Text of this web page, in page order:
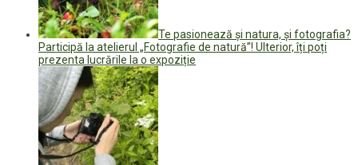
Te pasionează și natura, și fotografia?
Participă la atelierul „Fotografie de natură”! Ulterior, îți poți
prezenta lucrările la o expoziție